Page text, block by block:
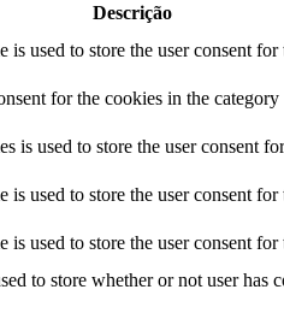
Descrição
used to store the user consent
for the cookies in the
used to store the user consent
used to store the user consent
used to store the user consent
to store whether or not user has